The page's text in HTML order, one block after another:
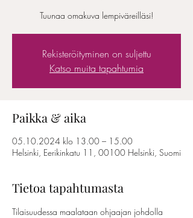
Tuunaa omakuva lempiväreilläsi!
Rekisteröityminen on suljettu
Katso muita tapahtumia
Paikka & aika
05.10.2024 klo 13.00 – 15.00
Helsinki, Eerikinkatu 11, 00100 Helsinki, Suomi
Tietoa tapahtumasta
Tilaisuudessa maalataan ohjaajan johdolla